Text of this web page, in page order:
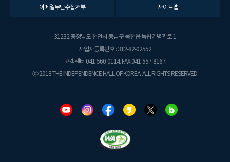
이메일무단수집거부 사이트맵
31232 충청남도 천안시 동남구 목천읍 독립기념관로 1
사업자등록번호 : 312-82-02552
고객센터 041-560-0114. FAX 041-557-8167.
ⓒ 2018 THE INDEPENDENCE HALL OF KOREA. ALL RIGHTS RESERVED.